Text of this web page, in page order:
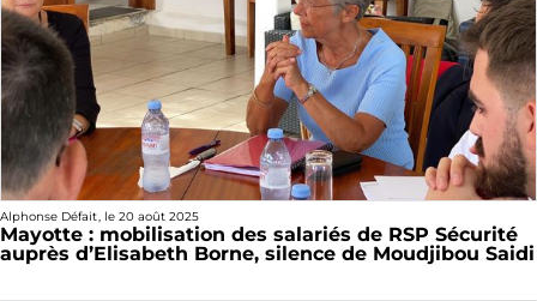
Alphonse Défait, le 20 août 2025
Mayotte : mobilisation des salariés de RSP Sécurité
auprès d’Elisabeth Borne, silence de Moudjibou Saidi